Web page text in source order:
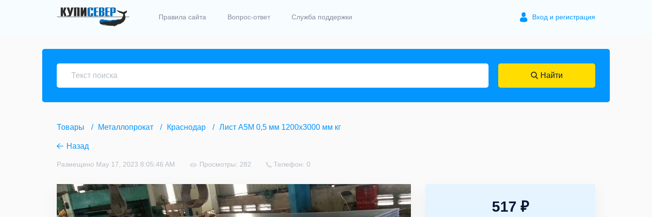
Правила сайта Вопрос-ответ Служба поддержки Вход и регистрация
Найти
Товары Металлопрокат Краснодар Лист А5М 0,5 мм 1200х3000 мм кг
Назад
Размещено May 17, 2023 8:05:46 AM Просмотры: 282 Телефон: 0
517 ₽